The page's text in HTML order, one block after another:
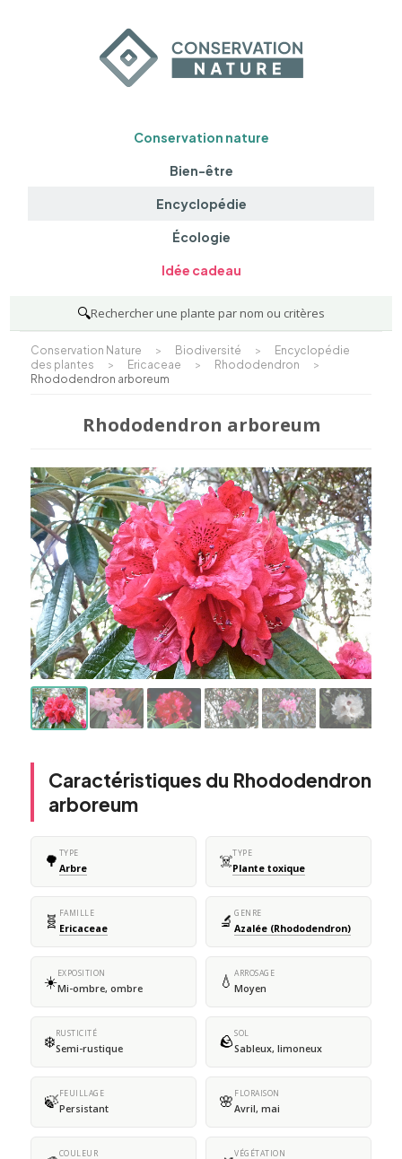
Conservation nature
Bien-être
Encyclopédie
Écologie
Idée cadeau
🔍Rechercher une plante par nom ou critères
Conservation Nature > Biodiversité >
Encyclopédie
des plantes
> Ericaceae > Rhododendron
>
Rhododendron arboreum
Rhododendron arboreum
Caractéristiques du Rhododendron
arboreum
🌳 TYPE
Arbre ☠️TYPE
Plante toxique
🧬 FAMILLE
Ericaceae 🔬 GENRE
Azalée (Rhododendron)
☀️EXPOSITION
Mi-ombre, ombre 💧 ARROSAGE
Moyen
❄️RUSTICITÉ
Semi-rustique 🪨SOL
Sableux, limoneux
🍃FEUILLAGE
Persistant 🌸 FLORAISON
Avril, mai
COULEUR VÉGÉTATION